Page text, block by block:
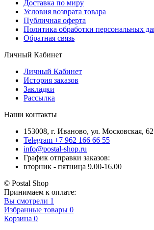
Доставка по миру
Условия возврата товара
Публичная оферта
Политика обработки персональных
Обратная связь
Личный Кабинет
Личный Кабинет
История заказов
Закладки
Рассылка
Наши контакты
153008, г. Иваново, ул. Московская, 62
Telegram +7 962 166 66 55
info@postal-shop.ru
График отправки заказов:
вторник - пятница 9.00-16.00
© Postal Shop
Принимаем к оплате:
Вы смотрели 1
Избранные товары 0
Корзина 0